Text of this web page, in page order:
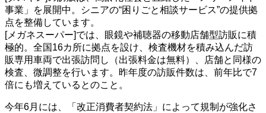
事業」を展開中。シニアの“困りごと相談サービス”の提供拠
点を整備しています。
[メガネスーパー]では、眼鏡や補聴器の移動店舗型訪販に積
極的。全国16カ所に拠点を設け、検査機材を積み込んだ訪
販専用車両で出張訪問し（出張料金は無料）、店舗と同様の
検査、微調整を行います。昨年度の訪販件数は、前年比で7
倍にも増えているとのこと。
今年6月には、「改正消費者契約法」によって規制が強化さ